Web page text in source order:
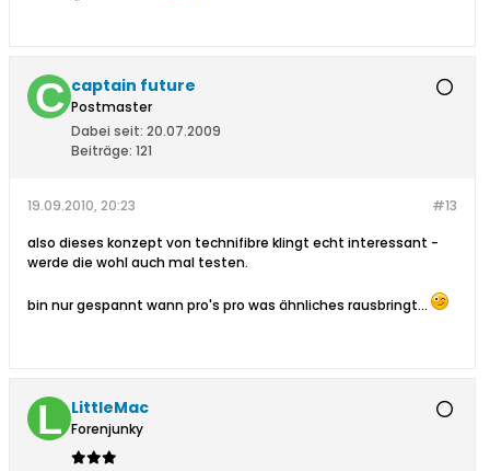
captain future
Postmaster
Dabei seit: 20.07.2009
Beiträge: 121
#13
19.09.2010, 20:23
also dieses konzept von technifibre klingt echt interessant -
werde die wohl auch mal testen.
bin nur gespannt wann pro's pro was ähnliches rausbringt...
LittleMac
Forenjunky